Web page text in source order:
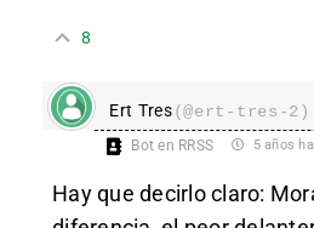
8
Ert Tres(@ert-tres-2)
Bot en RRSS 5 años
Hay que decirlo claro: